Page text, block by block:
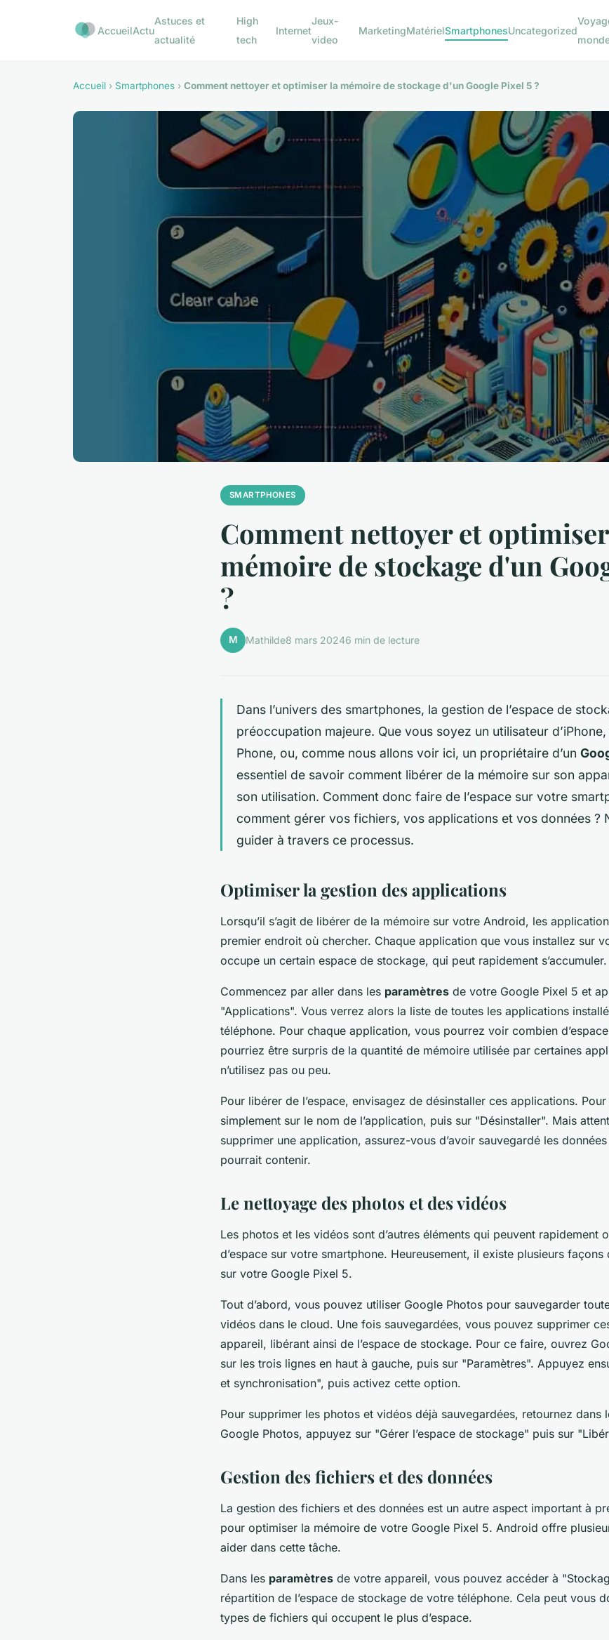
AccueilActu
Astuces et
actualité
High
tech
Internet
Jeux-
video
MarketingMatérielSmartphonesUncategorized
Accueil › Smartphones › Comment nettoyer et optimiser la mémoire de stockage d'un Google Pixel 5 ?
SMARTPHONES
Comment nettoyer et
mémoire de stockage d'un
?
M Mathilde8 mars 20246 min de lecture
Dans l’univers des smartphones, la gestion de l’espace de
préoccupation majeure. Que vous soyez un utilisateur
Phone, ou, comme nous allons voir ici, un propriétaire d’un
essentiel de savoir comment libérer de la mémoire sur son
son utilisation. Comment donc faire de l’espace sur votre
comment gérer vos fichiers, vos applications et vos données ?
guider à travers ce processus.
Optimiser la gestion des applications
Lorsqu’il s’agit de libérer de la mémoire sur votre Android, les
premier endroit où chercher. Chaque application que vous installez sur
occupe un certain espace de stockage, qui peut rapidement s’accumuler.
Commencez par aller dans les paramètres de votre Google Pixel 5 et
"Applications". Vous verrez alors la liste de toutes les applications
téléphone. Pour chaque application, vous pourrez voir combien
pourriez être surpris de la quantité de mémoire utilisée par certaines
n’utilisez pas ou peu.
Pour libérer de l’espace, envisagez de désinstaller ces applications.
simplement sur le nom de l’application, puis sur "Désinstaller". Mais
supprimer une application, assurez-vous d’avoir sauvegardé les
pourrait contenir.
Le nettoyage des photos et des vidéos
Les photos et les vidéos sont d’autres éléments qui peuvent rapidement
d’espace sur votre smartphone. Heureusement, il existe plusieurs
sur votre Google Pixel 5.
Tout d’abord, vous pouvez utiliser Google Photos pour sauvegarder
vidéos dans le cloud. Une fois sauvegardées, vous pouvez supprimer
appareil, libérant ainsi de l’espace de stockage. Pour ce faire, ouvrez
sur les trois lignes en haut à gauche, puis sur "Paramètres". Appuyez
et synchronisation", puis activez cette option.
Pour supprimer les photos et vidéos déjà sauvegardées, retournez dans
Google Photos, appuyez sur "Gérer l’espace de stockage" puis sur
Gestion des fichiers et des données
La gestion des fichiers et des données est un autre aspect important à
pour optimiser la mémoire de votre Google Pixel 5. Android offre
aider dans cette tâche.
Dans les paramètres de votre appareil, vous pouvez accéder à
répartition de l’espace de stockage de votre téléphone. Cela peut vous
types de fichiers qui occupent le plus d’espace.